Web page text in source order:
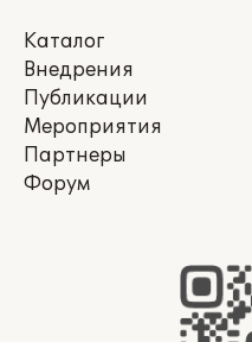
Каталог
Внедрения
Публикации
Мероприятия
Партнеры
Форум